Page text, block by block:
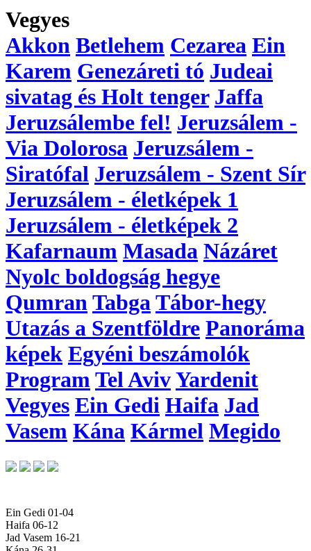
Vegyes
Akkon Betlehem Cezarea Ein
Karem Genezáreti tó Judeai
sivatag és Holt tenger Jaffa
Jeruzsálembe fel! Jeruzsálem -
Via Dolorosa Jeruzsálem -
Siratófal Jeruzsálem - Szent Sír
Jeruzsálem - életképek 1
Jeruzsálem - életképek 2
Kafarnaum Masada Názáret
Nyolc boldogság hegye
Qumran Tabga Tábor-hegy
Utazás a Szentföldre Panoráma
képek Egyéni beszámolók
Program Tel AvivYardenit
Vegyes Ein Gedi Haifa Jad
Vasem Kána Kármel Megido
Ein Gedi 01-04
Haifa 06-12
Jad Vasem 16-21